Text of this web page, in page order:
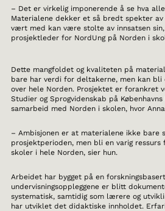
– Det er virkelig imponerende å se hva
Materialene dekker et så bredt spekter av
vært med kan være stolte av innsatsen sin,
prosjektleder for NordUng på Norden i
Dette mangfoldet og kvaliteten på
bare har verdi for deltakerne, men kan
over hele Norden. Prosjektet er forankret
Studier og Sprogvidenskab på
samarbeid med Norden i skolen, hvor
– Ambisjonen er at materialene ikke bare
prosjektperioden, men bli en varig
skoler i hele Norden, sier hun.
Arbeidet har bygget på en
undervisningsoppleggene er blitt
systematisk, samtidig som lærere og
har utviklet det didaktiske innholdet.